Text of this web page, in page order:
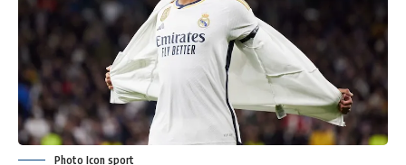
Photo Icon sport